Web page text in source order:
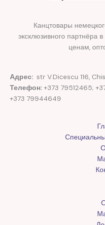
Канцтовары
эксклюзивного
ценам,
Адрес: str V.Dicescu 116,
Телефон: +373 79512465;
+373 79944649